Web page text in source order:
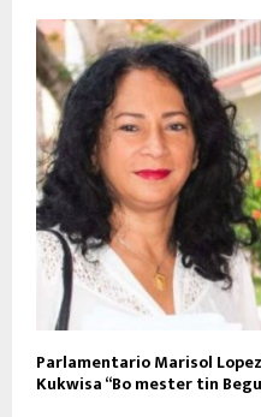
Parlamentario Marisol
Kukwisa “Bo mester tin